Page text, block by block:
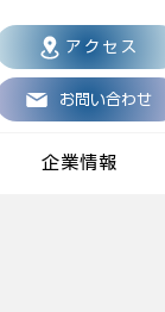
アクセス
お問い合わせ
企業情報